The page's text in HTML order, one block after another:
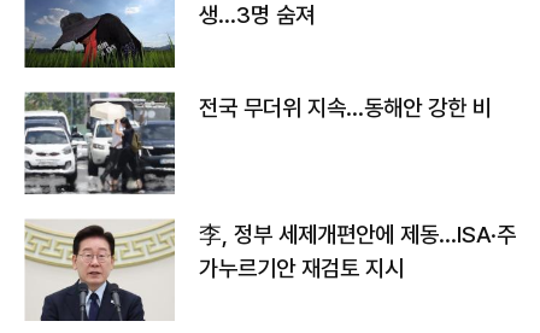
생…3명 숨져
전국 무더위 지속…동해안 강한 비
李, 정부 세제개편안에 제동…ISA·주
가누르기안 재검토 지시